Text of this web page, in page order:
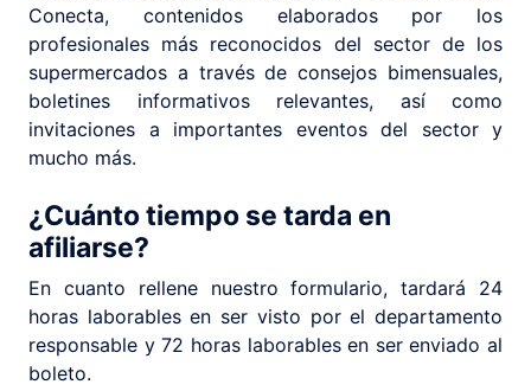
Conecta, contenidos elaborados por los
profesionales más reconocidos del sector de los
supermercados a través de consejos bimensuales,
boletines informativos relevantes, así como
invitaciones a importantes eventos del sector y
mucho más.
¿Cuánto tiempo se tarda en
afiliarse?
En cuanto rellene nuestro formulario, tardará 24
horas laborables en ser visto por el departamento
responsable y 72 horas laborables en ser enviado al
boleto.